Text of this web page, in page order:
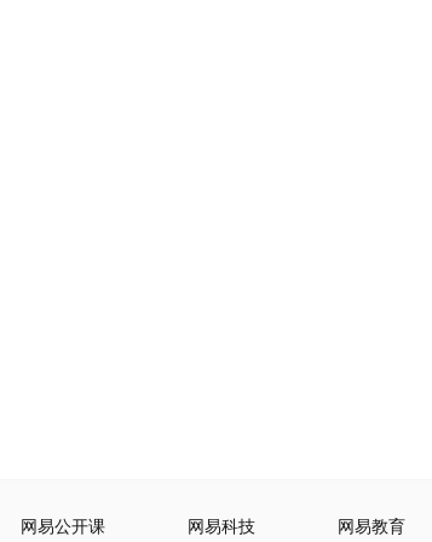
网易公开课 网易科技 网易教育